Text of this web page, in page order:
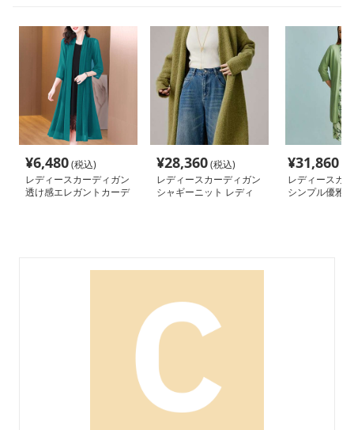
¥6,480(税込)
レディースカーディガン
透け感エレガントカーデ
¥28,360(税込)
レディースカーディガン
シャギーニット レディ
¥31,860
レディースカ
シンプル優雅